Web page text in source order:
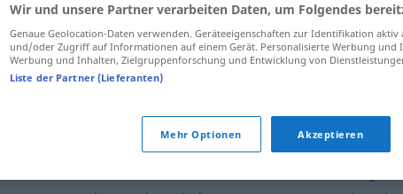
serviable
Wir und unsere Partner verarbeiten Daten, um Folgendes
Genaue Geolocation-Daten verwenden. Geräteeigenschaften zur Identifikation aktiv
und/oder Zugriff auf Informationen auf einem Gerät. Personalisierte Werbung und
Werbung und Inhalten, Zielgruppenforschung und Entwicklung von
Liste der Partner (Lieferanten)
Mehr Optionen Akzeptieren